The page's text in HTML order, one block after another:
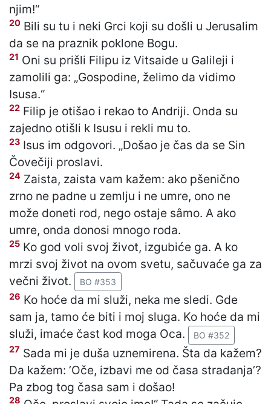
njim!“
20 Bili su tu i neki Grci koji su došli u Jerusalim
da se na praznik poklone Bogu.
21 Oni su prišli Filipu iz Vitsaide u Galileji i
zamolili ga: „Gospodine, želimo da vidimo
Isusa.“
22 Filip je otišao i rekao to Andriji. Onda su
zajedno otišli k Isusu i rekli mu to.
23 Isus im odgovori. „Došao je čas da se Sin
Čovečiji proslavi.
24 Zaista, zaista vam kažem: ako pšenično
zrno ne padne u zemlju i ne umre, ono ne
može doneti rod, nego ostaje sâmo. A ako
umre, onda donosi mnogo roda.
25 Ko god voli svoj život, izgubiće ga. A ko
mrzi svoj život na ovom svetu, sačuvaće ga za
večni život.
BO #353
26 Ko hoće da mi služi, neka me sledi. Gde
sam ja, tamo će biti i moj sluga. Ko hoće da mi
služi, imaće čast kod moga Oca.
BO #352
27 Sada mi je duša uznemirena. Šta da kažem?
Da kažem: ’Oče, izbavi me od časa stradanja’?
Pa zbog tog časa sam i došao!
28